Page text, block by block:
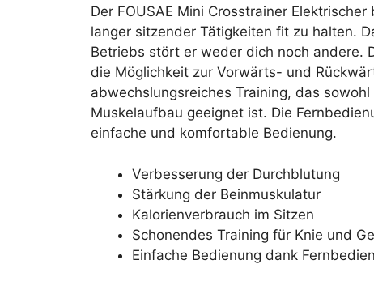
Der FOUSAE Mini Crosstrainer
langer sitzender Tätigkeiten fit zu halten.
Betriebs stört er weder dich noch andere.
die Möglichkeit zur Vorwärts- und
abwechslungsreiches Training, das
Muskelaufbau geeignet ist. Die
einfache und komfortable Bedienung.
Verbesserung der Durchblutung
Stärkung der Beinmuskulatur
Kalorienverbrauch im Sitzen
Schonendes Training für Knie und
Einfache Bedienung dank